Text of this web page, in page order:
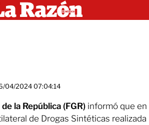
04/2024 07:04:14
la República (FGR) informó que en
de Drogas Sintéticas realizada